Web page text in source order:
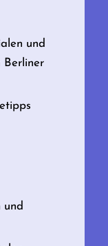
und
Berliner
und